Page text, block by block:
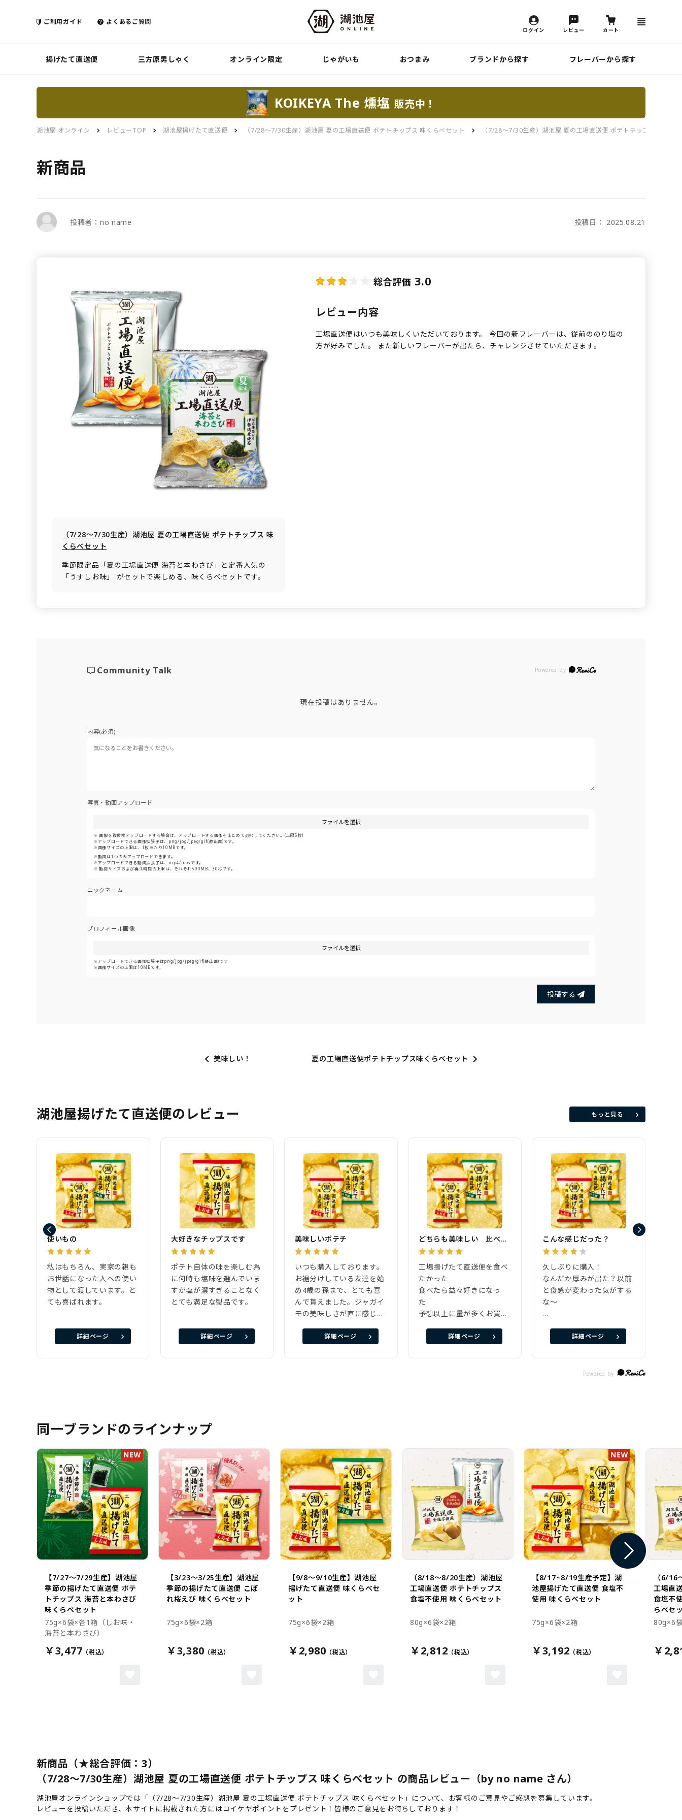
ご利用ガイド よくあるご質問
ログイン レビュー カート
揚げたて直送便 三方原男しゃく オンライン限定 じゃがいも おつまみ ブランドから探す フレーバーから探す
KOIKEYA The 燻塩 販売中！
湖池屋 オンライン レビューTOP 湖池屋揚げたて直送便 （7/28～7/30生産）湖池屋 夏の工場直送便 ポテトチップス 味くらべセット （7/28～7/30生産）湖池屋 夏の工場直送便 ポテトチップス 味くら
新商品
投稿者：no name 投稿日： 2025.08.21
（7/28～7/30生産）湖池屋 夏の工場直送便 ポテトチップス 味
くらべセット
季節限定品「夏の工場直送便 海苔と本わさび」と定番人気の
「うすしお味」 がセットで楽しめる、味くらべセットです。
総合評価 3.0
レビュー内容
工場直送便はいつも美味しくいただいております。 今回の新フレーバーは、従前ののり塩の
方が好みでした。 また新しいフレーバーが出たら、チャレンジさせていただきます。
Powered by
Community Talk
現在投稿はありません。
内容(必須)
写真・動画アップロード
ファイルを選択
画像を複数枚アップロードする場合は、アップロードする画像をまとめて選択してください。(上限5枚)
アップロードできる画像拡張子は、png/jpg/jpeg/gif(静止画)です。
画像サイズの上限は、1枚あたり10MBです。
動画は1つのみアップロードできます。
アップロードできる動画拡張子は、mp4/movです。
動画サイズおよび再生時間の上限は、それぞれ500MB、30秒です。
ニックネーム
プロフィール画像
ファイルを選択
アップロードできる画像拡張子はpng/jpg/jpeg/gif(静止画)です
画像サイズの上限は10MBです。
投稿する
美味しい！ 夏の工場直送便ポテトチップス味くらべセット
湖池屋揚げたて直送便のレビュー もっと見る
使いもの
詳細ページ
私はもちろん、実家の親も
お世話になった人への使い
物として渡しています。と
ても喜ばれます。
大好きなチップスです
詳細ページ
ポテト自体の味を楽しむ為
に何時も塩味を選んでいま
すが塩が濃すぎることなく
とても満足な製品です。
美味しいポテチ
詳細ページ
いつも購入しております。
お裾分けしている友達を始
め4歳の孫まで、とても喜
んで貰えました。ジャガイ
モの美味しさが直に感じら
どちらも美味しい 比べても両方とも好き
詳細ページ
工場揚げたて直送便を食べ
たかった
食べたら益々好きになっ
た
予想以上に量が多くお買い
普段夏はしお味を買うこと
こんな感じだった？
詳細ページ
久しぶりに購入！
なんだか厚みが出た？以前
と食感が変わった気がする
な〜
美味しさを知りました
同一ブランドのラインナップ
【7/27～7/29生産】湖池屋
季節の揚げたて直送便 ポテ
トチップス 海苔と本わさび
味くらべセット
75g×6袋×各1箱（しお味・
海苔と本わさび）
￥3,477
【3/23～3/25生産】湖池屋
季節の揚げたて直送便 こぼ
れ桜えび 味くらべセット
75g×6袋×2箱
￥3,380
【9/8～9/10生産】湖池屋
揚げたて直送便 味くらべセ
ット
75g×6袋×2箱
￥2,980
（8/18～8/20生産）湖池屋
工場直送便 ポテトチップス
食塩不使用 味くらべセット
80g×6袋×2箱
￥2,812
【8/17~8/19生産予定】湖
池屋揚げたて直送便 食塩不
使用 味くらべセット
75g×6袋×2箱
￥3,192
（6/
工場直
食塩不
らべセ
80g×6
￥
新商品（★総合評価：3）
（7/28～7/30生産）湖池屋 夏の工場直送便 ポテトチップス 味くらべセット の商品レビュー（by no name さん）
湖池屋オンラインショップでは「（7/28～7/30生産）湖池屋 夏の工場直送便 ポテトチップス 味くらべセット」について、お客様のご意見やご感想を募集しています。
レビューを投稿いただき、本サイトに掲載された方にはコイケヤポイントをプレゼント！皆様のご意見をお待ちしております！